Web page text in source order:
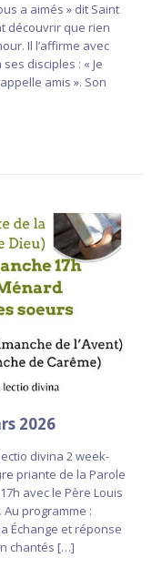
a aimés » dit Saint
découvrir que rien
Il l’affirme avec
disciples : « Je
amis ». Son
2026
divina 2 week-
priante de la Parole
avec le Père Louis
programme :
Échange et réponse
chantés […]